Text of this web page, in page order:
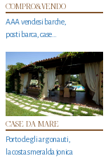
COMPRO&VENDO
AAA vendesi barche,
posti barca, case…
CASE DA MARE
Porto degli argonauti,
la costa smeralda jonica